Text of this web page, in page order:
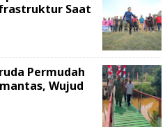
Saat
Permudah
Wujud